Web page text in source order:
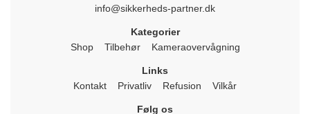
info@sikkerheds-partner.dk
Kategorier
Shop
Tilbehør Kameraovervågning
Links
Kontakt
Privatliv Refusion Vilkår
Følg os